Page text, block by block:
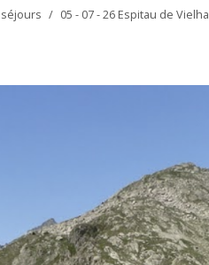
/ 05 - 07 - 26 Espitau de Vielha